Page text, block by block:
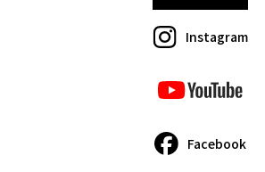
Instagram
Facebook